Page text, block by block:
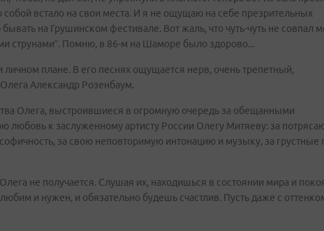
собой встало на свои места. И я не ощущаю на себе презрительных
на Грушинском фестивале. Вот жаль, что чуть-чуть не совпал
струнами”. Помню, в 86-м на Шаморе было здорово...
личном плане. В его песнях ощущается нерв, очень трепетный,
Александр Розенбаум.
Олега, выстроившиеся в огромную очередь за обещанными
любовь к заслуженному артисту России Олегу Митяеву: за
за свою неповторимую интонацию и музыку, за грустные
не получается. Слушая их, находишься в состоянии мира и
и нужен, и обязательно будешь счастлив. Пусть даже с